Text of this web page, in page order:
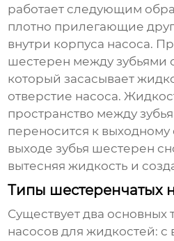
работает следующим
плотно прилегающие
внутри корпуса насоса.
шестерен между зубьями
который засасывает
отверстие насоса.
пространство между
переносится к
выходе зубья шестерен
вытесняя жидкость и
Типы шестеренчатых
Существует два основных
насосов для жидкостей: с